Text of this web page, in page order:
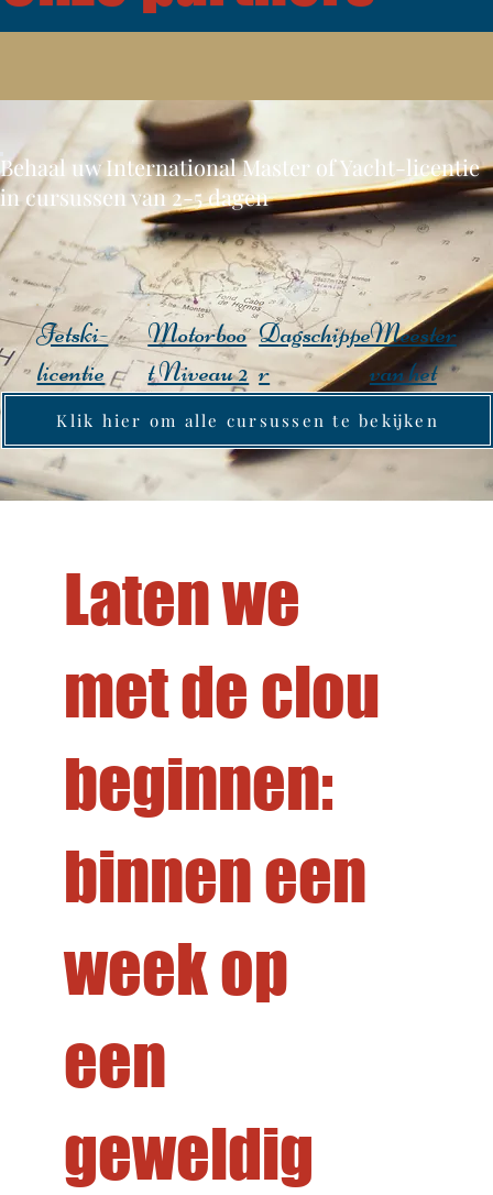
Behaal uw International Master of Yacht-licentie
in cursussen van 2-5 dagen
Jetski-
licentie
Motorboo
t Niveau 2
Dagschippe
r
Meester
van het
jacht
Klik hier om alle cursussen te bekijken
Laten we
met de clou
beginnen:
binnen een
week op
een
geweldig